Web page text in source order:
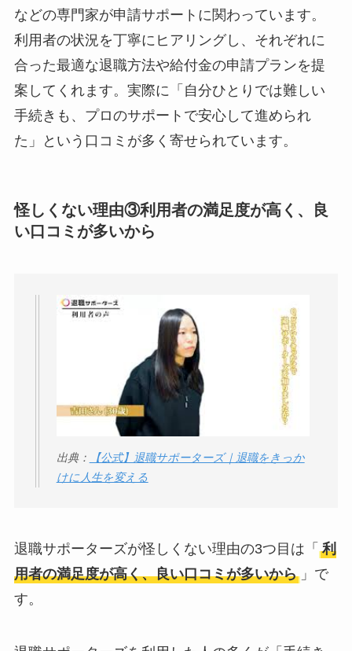
などの専門家が申請サポートに関わっています。
利用者の状況を丁寧にヒアリングし、それぞれに
合った最適な退職方法や給付金の申請プランを提
案してくれます。実際に「自分ひとりでは難しい
手続きも、プロのサポートで安心して進められ
た」という口コミが多く寄せられています。
怪しくない理由③利用者の満足度が高く、良
い口コミが多いから
出典：
【公式】退職サポーターズ｜退職をきっか
けに人生を変える
退職サポーターズが怪しくない理由の3つ目は「 利
用者の満足度が高く、良い口コミが多いから 」で
す。